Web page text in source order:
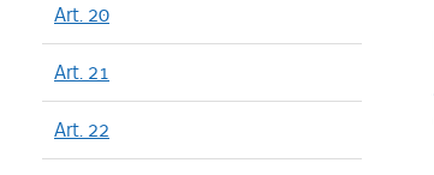
Art. 20
Art. 21
Art. 22